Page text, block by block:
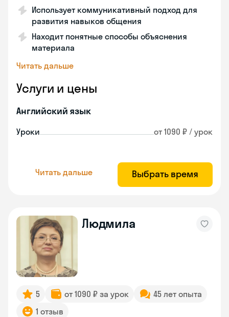
Использует коммуникативный подход для
развития навыков общения
Находит понятные способы объяснения
материала
Читать дальше
Услуги и цены
Английский язык
Уроки от 1090 ₽ / урок
Читать дальше Выбрать время
Людмила
5 от 1090 ₽ за урок
45 лет опыта
1 отзыв